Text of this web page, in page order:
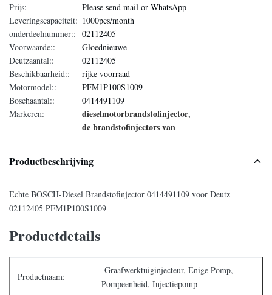
Prijs:
Please send mail or WhatsApp
Leveringscapaciteit: 1000pcs/month
onderdeelnummer:: 02112405
Voorwaarde::
Gloednieuwe
Deutzaantal::
02112405
Beschikbaarheid::
rijke voorraad
Motormodel::
PFM1P100S1009
Boschaantal::
0414491109
Markeren:
dieselmotorbrandstofinjector,
de brandstofinjectors van
Productbeschrijving
Echte BOSCH-Diesel Brandstofinjector 0414491109 voor Deutz
02112405 PFM1P100S1009
Productdetails
Productnaam:
-Graafwerktuiginjecteur, Enige Pomp,
Pompeenheid, Injectiepomp